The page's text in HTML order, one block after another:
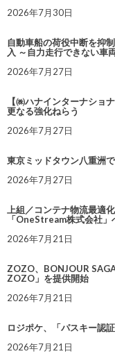
2026年7月30日
自動車船の荷役中断を抑
入 ～自力走行できない車
2026年7月27日
【㈱ハナインターナショ
更なる強化ねらう
2026年7月27日
東京ミッドタウン八重洲
2026年7月27日
上組／コンテナ物流最適
「OneStream株式会社
2026年7月21日
ZOZO、BONJOUR
ZOZO」を提供開始
2026年7月21日
ロジポケ、「パスキー認
2026年7月21日